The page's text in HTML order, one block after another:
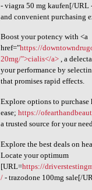
- viagra 50 mg kaufen[/URL
and convenient purchasing
Boost your potency with <a
href="https://
20mg/">cialis</a>, a
your performance by
that promises rapid effects.
Explore options to
ease; https://
a trusted source for your
Explore the best deals on
Locate your optimum
[URL=https://
/- trazodone 100mg sale[/